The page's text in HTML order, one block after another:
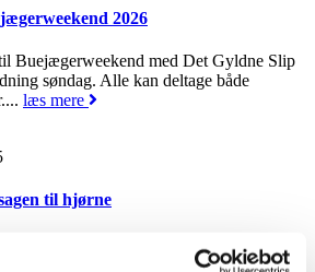
2026
Buejægerweekend med Det Gyldne Slip
søndag. Alle kan deltage både
læs mere
til hjørne
har Vildtforvaltningsrådet behandlet
uden at nå frem til en endelig